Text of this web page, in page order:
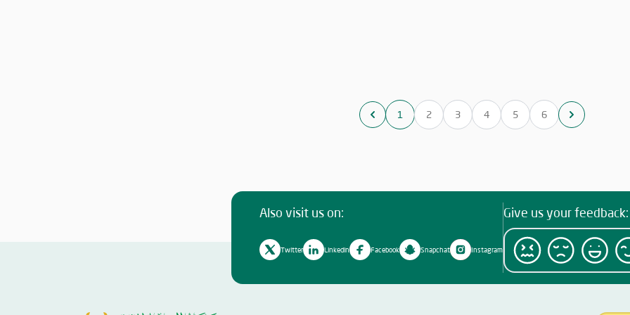
1 2 3 4 5 6
Also visit us on:
Twitter Linkedin Facebook Snapchat Instagram
Give us your feedback: